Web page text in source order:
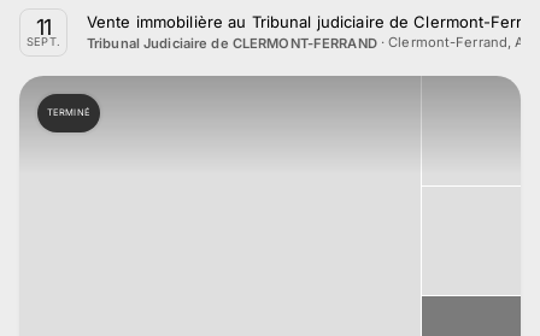
11
SEPT.
Vente immobilière au Tribunal judiciaire de Clermont-
Tribunal Judiciaire de CLERMONT-FERRAND·Clermont-Ferrand,
TERMINÉ